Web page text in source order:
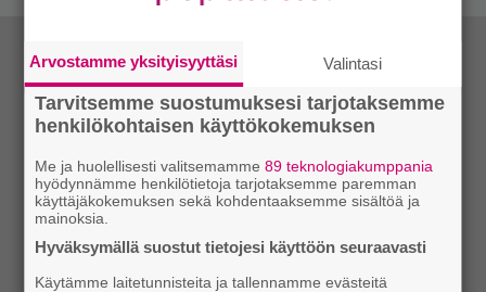
Arvostamme yksityisyyttäsi Valintasi
Tarvitsemme suostumuksesi tarjotaksemme
henkilökohtaisen käyttökokemuksen
Me ja huolellisesti valitsemamme89 teknologiakumppania
hyödynnämme henkilötietoja tarjotaksemme paremman
käyttäjäkokemuksen sekä kohdentaaksemme sisältöä ja
mainoksia.
Hyväksymällä suostut tietojesi käyttöön seuraavasti
Käytämme laitetunnisteita ja tallennamme evästeitä